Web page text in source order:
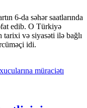
6-da səhər saatlarında
edib. O Türkiyə
və siyasəti ilə bağlı
idi.